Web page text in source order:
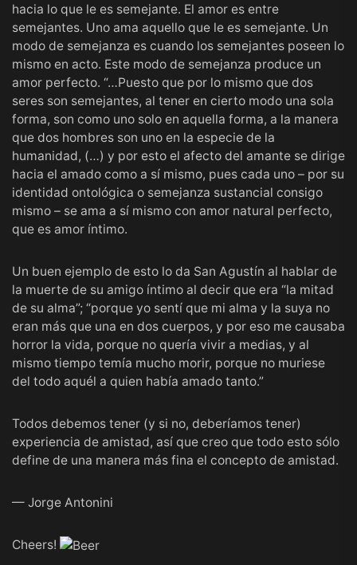
hacia lo que le es semejante. El amor es entre
semejantes. Uno ama aquello que le es semejante. Un
modo de semejanza es cuando los semejantes poseen lo
mismo en acto. Este modo de semejanza produce un
amor perfecto. “…Puesto que por lo mismo que dos
seres son semejantes, al tener en cierto modo una sola
forma, son como uno solo en aquella forma, a la manera
que dos hombres son uno en la especie de la
humanidad, (…) y por esto el afecto del amante se dirige
hacia el amado como a sí mismo, pues cada uno – por su
identidad ontológica o semejanza sustancial consigo
mismo – se ama a sí mismo con amor natural perfecto,
que es amor íntimo.
Un buen ejemplo de esto lo da San Agustín al hablar de
la muerte de su amigo íntimo al decir que era “la mitad
de su alma”; “porque yo sentí que mi alma y la suya no
eran más que una en dos cuerpos, y por eso me causaba
horror la vida, porque no quería vivir a medias, y al
mismo tiempo temía mucho morir, porque no muriese
del todo aquél a quien había amado tanto.”
Todos debemos tener (y si no, deberíamos tener)
experiencia de amistad, así que creo que todo esto sólo
define de una manera más fina el concepto de amistad.
— Jorge Antonini
Cheers!